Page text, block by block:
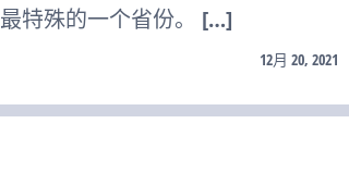
最特殊的一个省份。 […]
12月 20, 2021